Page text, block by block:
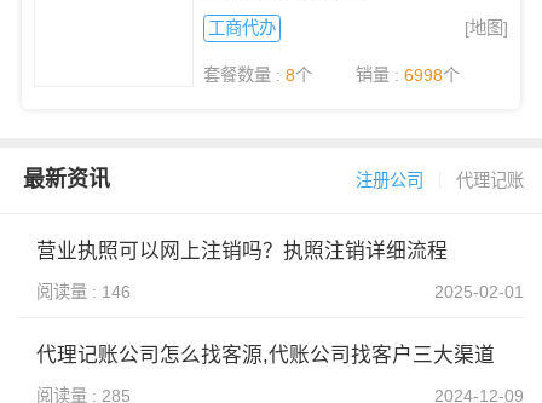
工商代办 [地图]
套餐数量 : 8个 销量 : 6998个
最新资讯 注册公司 代理记账
营业执照可以网上注销吗？执照注销详细流程
阅读量 : 146 2025-02-01
代理记账公司怎么找客源,代账公司找客户三大渠道
阅读量 : 285 2024-12-09